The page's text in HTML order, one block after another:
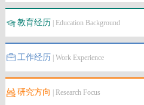
教育经历 | Education Background
工作经历 | Work Experience
研究方向 | Research Focus